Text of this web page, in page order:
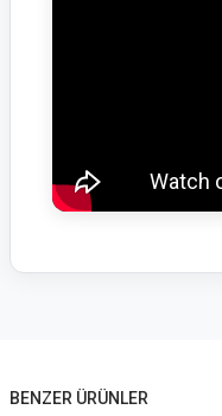
BENZER ÜRÜNLER